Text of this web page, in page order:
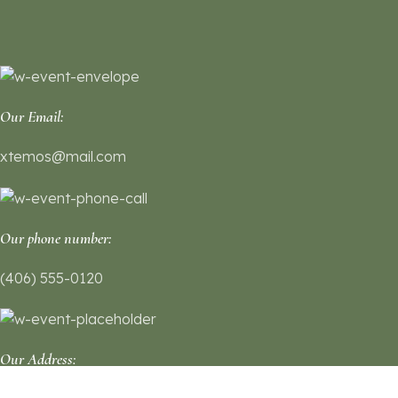
Our Email:
xtemos@mail.com
Our phone number:
(406) 555-0120
Our Address: